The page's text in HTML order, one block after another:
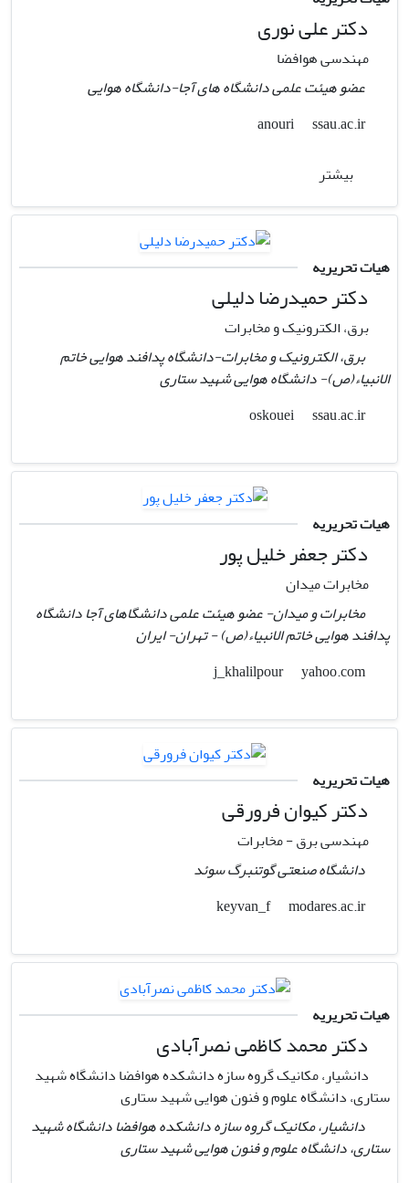
دکتر علی نوری
مهندسی هوافضا
عضو هیئت علمی دانشگاه های آجا-دانشگاه هوایی
anouri
ssau.ac.ir
بیشتر
هیات تحریریه
دکتر حمیدرضا دلیلی
برق‌، الکترونیک و مخابرات
برق‌، الکترونیک و مخابرات-دانشگاه پدافند هوایی خاتم
الانبیاء(ص)- دانشگاه هوایی شهید ستاری
oskouei
ssau.ac.ir
هیات تحریریه
دکتر جعفر خلیل پور
مخابرات میدان
مخابرات و میدان- عضو هیئت علمی دانشگاهای آجا دانشگاه
پدافند هوایی خاتم الانبیاء(ص) - تهران- ایران
yahoo.com
هیات تحریریه
دکتر کیوان فرورقی
مهندسی برق - مخابرات
دانشگاه صنعتی گوتنبرگ سوئد
keyvan_f
modares.ac.ir
هیات تحریریه
دکتر محمد کاظمی نصرآبادی
دانشیار، مکانیک گروه سازه دانشکده هوافضا دانشگاه شهید
ستاری، دانشگاه علوم و فنون هوایی شهید ستاری
دانشیار، مکانیک گروه سازه دانشکده هوافضا دانشگاه شهید
ستاری، دانشگاه علوم و فنون هوایی شهید ستاری